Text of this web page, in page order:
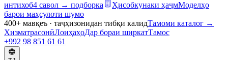
интихоб4 савол → подборка Ҳисобкунаки ҳаҷмМоделҳо
барои маҳсулоти шумо
400+ мавқеъ · таҷҳизонидан тибқи калидТамоми каталог →
ХизматрасонӣЛоиҳаҳоДар бораи ширкатТамос
+992 98 851 61 61